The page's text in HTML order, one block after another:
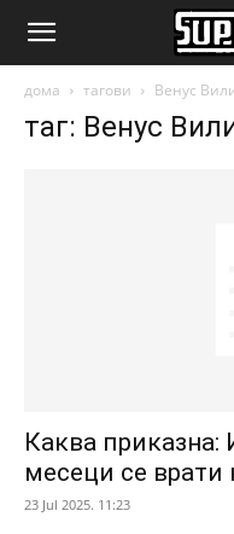
SuperSport.mk
дома тагови Венус
таг: Венус
Каква
месеци се врати
23 Jul 2025. 11:23